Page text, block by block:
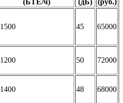
(БТЕ/ч) (дБ)
(руб.)
1500 45 65000
1200 50 72000
1400 48 68000